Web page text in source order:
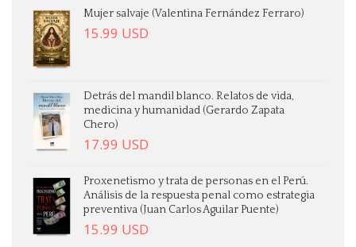
Mujer salvaje (Valentina Fernández Ferraro)
15.99 USD
Detrás del mandil blanco. Relatos de vida,
medicina y humanidad (Gerardo Zapata
Chero)
17.99 USD
Proxenetismo y trata de personas en el Perú.
Análisis de la respuesta penal como estrategia
preventiva (Juan Carlos Aguilar Puente)
15.99 USD